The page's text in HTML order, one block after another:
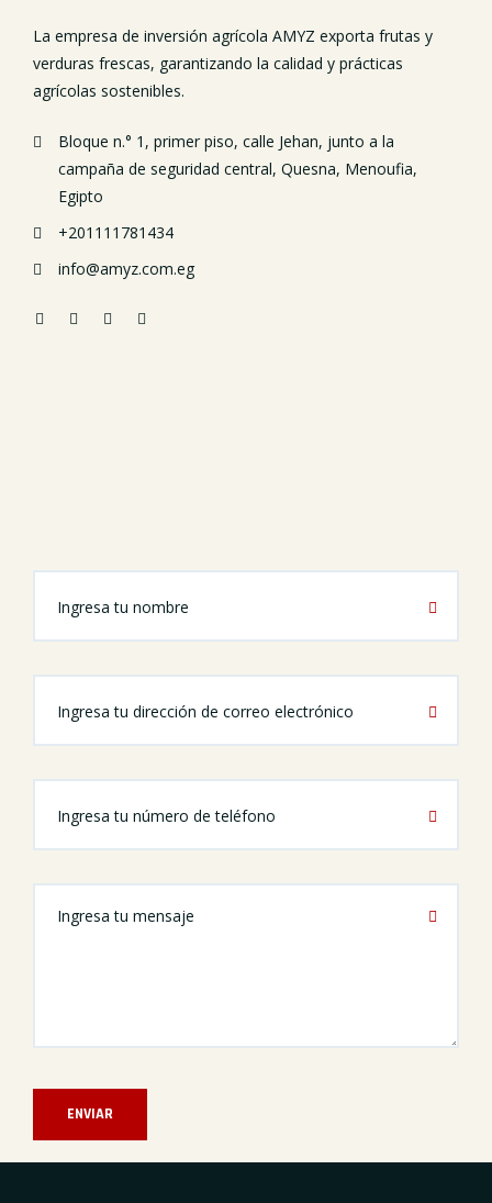
La empresa de inversión agrícola AMYZ exporta frutas y
verduras frescas, garantizando la calidad y prácticas
agrícolas sostenibles.
Bloque n.° 1, primer piso, calle Jehan, junto a la
campaña de seguridad central, Quesna, Menoufia,
Egipto
+201111781434
info@amyz.com.eg
ENVIAR